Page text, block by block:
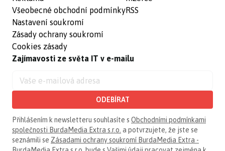
Všeobecné obchodní podmínky
Nastavení soukromí
Zásady ochrany soukromí
Cookies zásady
RSS
Zajímavosti ze světa IT v e-mailu
ODEBÍRAT
Přihlášením k newsletteru souhlasíte s Obchodními podmínkami
společnosti BurdaMedia Extra s.r.o. a potvrzujete, že jste se
seznámili se Zásadami ochrany soukromí BurdaMedia Extra -